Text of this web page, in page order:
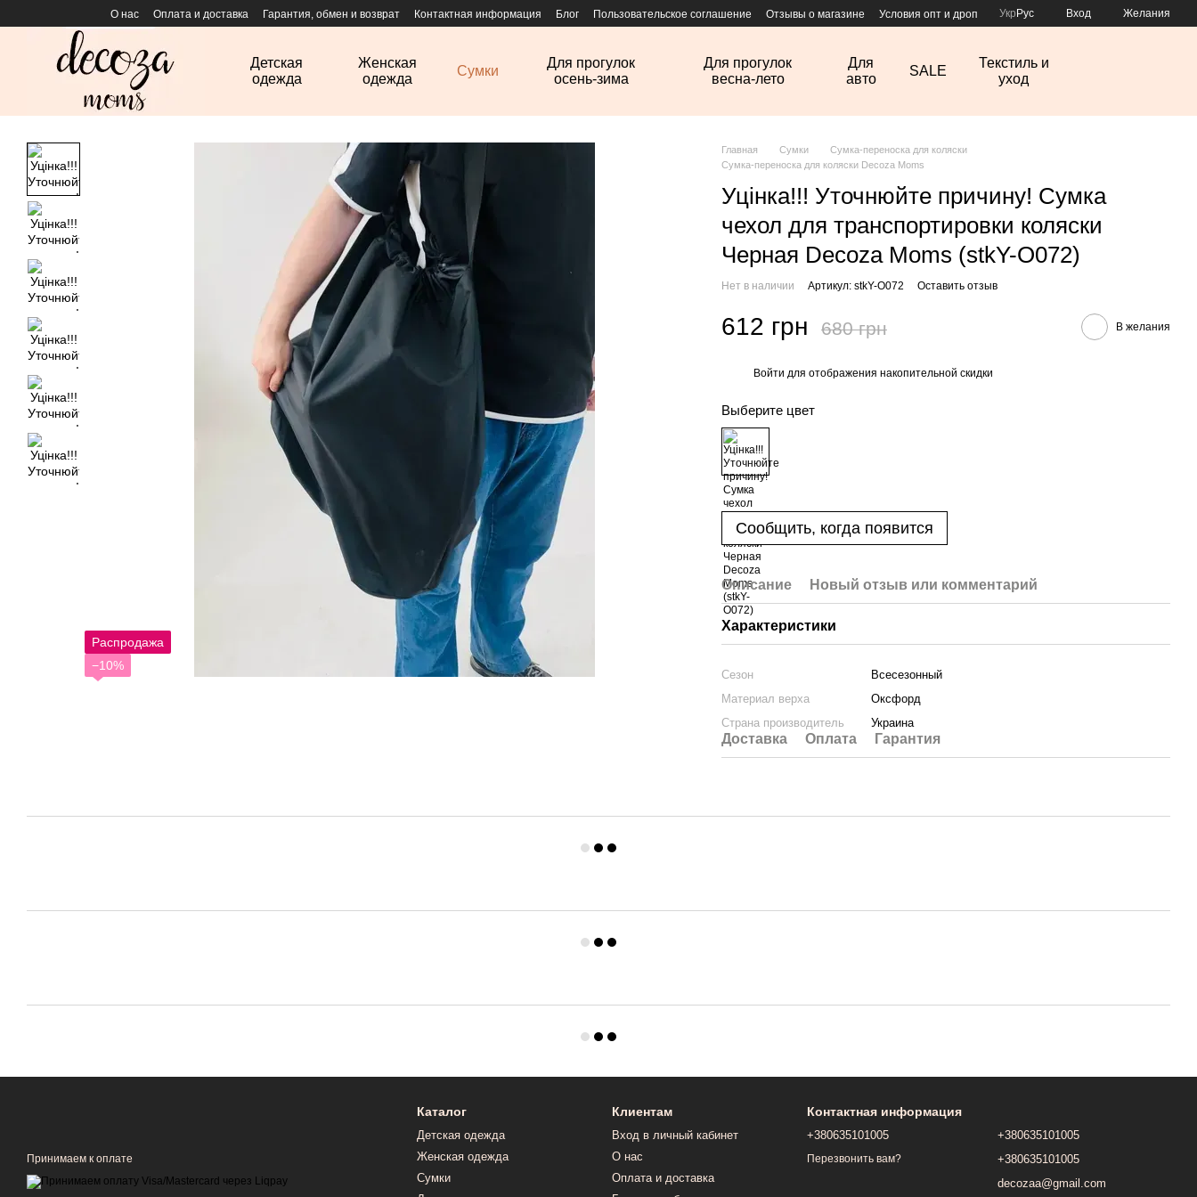
Перейти к основному контенту
О нас Оплата и доставка Гарантия, обмен и возврат Контактная информация Блог Пользовательское соглашение Отзывы о магазине Условия опт и дроп Укр Рус Вход Желания
Детская
одежда
Женская
одежда
Сумки
Для прогулок
осень-зима
Для прогулок
весна-лето
Для
авто
SALE
Текстиль и
уход
Распродажа
−10%
Главная Сумки
Сумка-переноска для коляски
Сумка-переноска для коляски Decoza Moms
Уцінка!!! Уточнюйте причину! Сумка
чехол для транспортировки коляски
Черная Decoza Moms (stkY-O072)
Нет в наличии Артикул: stkY-O072 Оставить отзыв
612 грн 680 грн В желания
Войти для отображения накопительной скидки
Выберите цвет
Сообщить, когда появится
Описание Новый отзыв или комментарий
Характеристики
Сезон
Всесезонный
Материал верха
Оксфорд
Страна производитель
Украина
Доставка Оплата Гарантия
Принимаем к оплате
Каталог
Детская одежда
Женская одежда
Сумки
Клиентам
Вход в личный кабинет
О нас
Оплата и доставка
Контактная информация
+380635101005
Перезвонить вам?
+380635101005
+380635101005
decozaa@gmail.com